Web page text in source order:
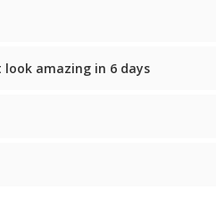
look amazing in 6 days